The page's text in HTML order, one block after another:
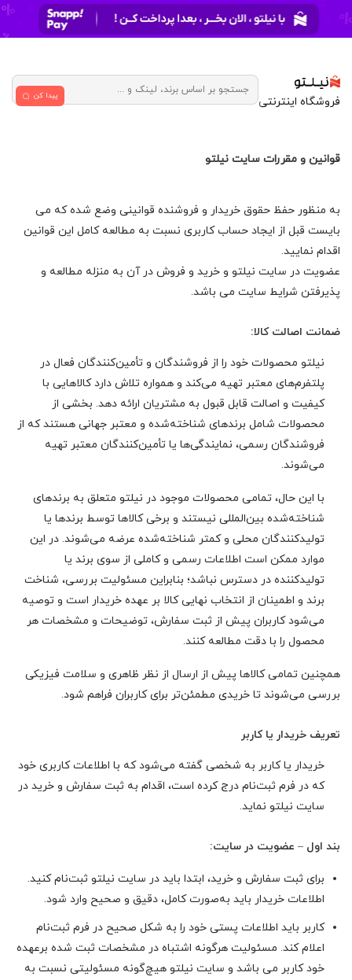
فروشگاه اینترنتی پیدا کن
قوانین و مقررات سایت نیلتو
به منظور حفظ حقوق خریدار و فروشنده قوانینی وضع شده که می
بایست قبل از ایجاد حساب کاربری نسبت به مطالعه کامل این قوانین
اقدام نمایید.
عضویت در سایت نیلتو و خرید و فروش در آن به منزله مطالعه و
پذیرفتن شرایط سایت می باشد.
ضمانت اصالت کالا:
نیلتو محصولات خود را از فروشندگان و تأمین‌کنندگان فعال در
پلتفرم‌های معتبر تهیه می‌کند و همواره تلاش دارد کالاهایی با
کیفیت و اصالت قابل قبول به مشتریان ارائه دهد. بخشی از
محصولات شامل برندهای شناخته‌شده و معتبر جهانی هستند که از
فروشندگان رسمی، نمایندگی‌ها یا تأمین‌کنندگان معتبر تهیه
می‌شوند.
با این حال، تمامی محصولات موجود در نیلتو متعلق به برندهای
شناخته‌شده بین‌المللی نیستند و برخی کالاها توسط برندها یا
تولیدکنندگان محلی و کمتر شناخته‌شده عرضه می‌شوند. در این
موارد ممکن است اطلاعات رسمی و کاملی از سوی برند یا
تولیدکننده در دسترس نباشد؛ بنابراین مسئولیت بررسی، شناخت
برند و اطمینان از انتخاب نهایی کالا بر عهده خریدار است و توصیه
می‌شود کاربران پیش از ثبت سفارش، توضیحات و مشخصات هر
محصول را با دقت مطالعه کنند.
همچنین تمامی کالاها پیش از ارسال از نظر ظاهری و سلامت فیزیکی
بررسی می‌شوند تا خریدی مطمئن‌تر برای کاربران فراهم شود.
تعریف خریدار یا کاربر
خریدار یا کاربر به شخصی گفته می‌شود که با اطلاعات کاربری خود
که در فرم ثبت‌نام درج کرده است، اقدام به ثبت سفارش و خرید در
سایت نیلتو نماید.
بند اول – عضویت در سایت:
برای ثبت سفارش و خرید، ابتدا باید در سایت نیلتو ثبت‌نام کنید.
اطلاعات خریدار باید به‌صورت کامل، دقیق و صحیح وارد شود.
کاربر باید اطلاعات پستی خود را به‌ شکل صحیح در فرم ثبت‌نام
اعلام کند. مسئولیت هرگونه اشتباه در مشخصات ثبت ‌شده برعهده
خود کاربر می باشد و سایت نیلتو هیچ‌گونه مسئولیتی نسبت به